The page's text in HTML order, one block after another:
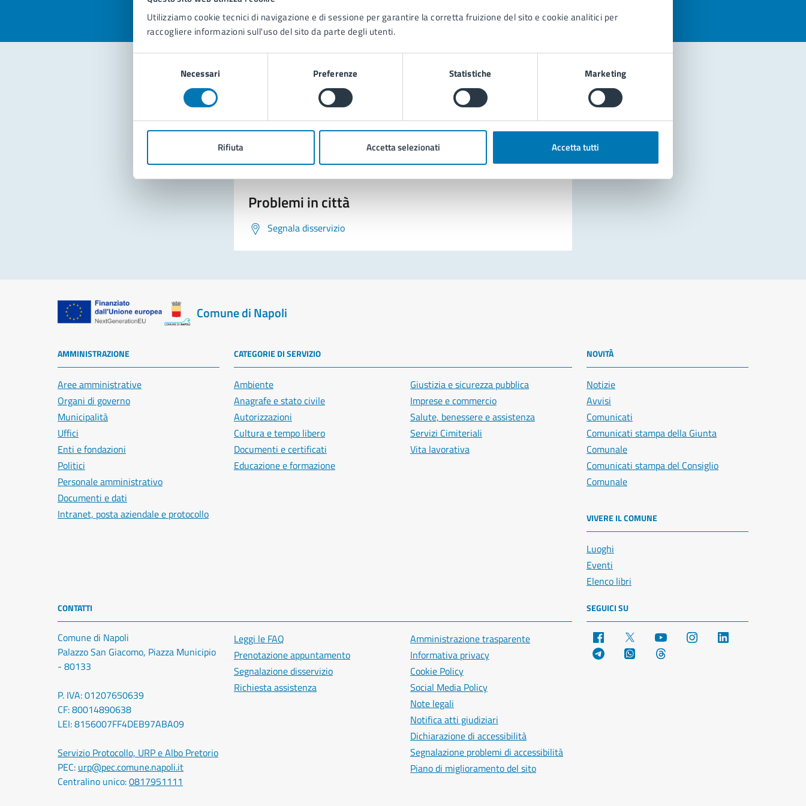
Utilizziamo cookie tecnici di navigazione e di sessione per garantire la corretta fruizione del sito e cookie analitici per
raccogliere informazioni sull'uso del sito da parte degli utenti.
Necessari Preferenze Statistiche Marketing
Rifiuta Accetta selezionati Accetta tutti
Contatta il comune
Leggi le domande frequenti
Problemi in città
Segnala disservizio
Comune di Napoli
AMMINISTRAZIONE
Aree amministrative
Organi di governo
Municipalità
Uffici
Enti e fondazioni
Politici
Personale amministrativo
Documenti e dati
Intranet, posta aziendale e protocollo
CATEGORIE DI SERVIZIO
Ambiente
Anagrafe e stato civile
Autorizzazioni
Cultura e tempo libero
Documenti e certificati
Educazione e formazione
Giustizia e sicurezza pubblica
Imprese e commercio
Salute, benessere e assistenza
Servizi Cimiteriali
Vita lavorativa
NOVITÀ
Notizie
Avvisi
Comunicati
Comunicati stampa della Giunta
Comunale
Comunicati stampa del Consiglio
Comunale
VIVERE IL COMUNE
Luoghi
Eventi
Elenco libri
CONTATTI
Comune di Napoli
Palazzo San Giacomo, Piazza Municipio
- 80133
P. IVA: 01207650639
CF: 80014890638
LEI: 8156007FF4DEB97ABA09
Servizio Protocollo, URP e Albo Pretorio
PEC: urp@pec.comune.napoli.it
Centralino unico:0817951111
Leggi le FAQ
Prenotazione appuntamento
Segnalazione disservizio
Richiesta assistenza
Amministrazione trasparente
Informativa privacy
Cookie Policy
Social Media Policy
Note legali
Notifica atti giudiziari
Dichiarazione di accessibilità
Segnalazione problemi di accessibilità
Piano di miglioramento del sito
SEGUICI SU
Facebook YouTube Instagram
Telegram WhatsApp